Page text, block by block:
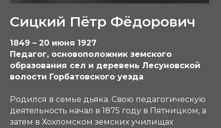
Сицкий Пётр Фёдорович
1849 – 20 июня 1927
Педагог, основоположник земского
образования сел и деревень Лесуновской
волости Горбатовского уезда
Родился в семье дьяка. Свою педагогическую
деятельность начал в 1875 году в Пятницком, а
затем в Хохломском земских училищах